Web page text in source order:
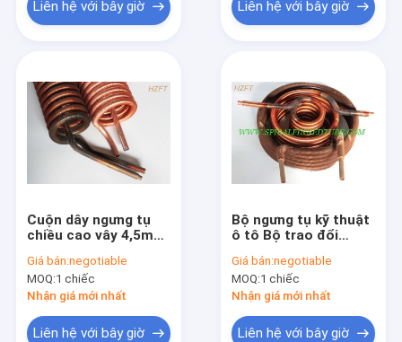
Liên hệ với bây giờ Liên hệ với bây giờ
Cuộn dây ngưng tụ
chiều cao vây 4,5mm
Chống rung
Giá bán:negotiable
MOQ:1 chiếc
Nhận giá mới nhất
Liên hệ với bây giờ
Bộ ngưng tụ kỹ thuật
ô tô Bộ trao đổi
/ đồng
Giá bán:negotiable
MOQ:1 chiếc
Nhận giá mới nhất
Liên hệ với bây giờ